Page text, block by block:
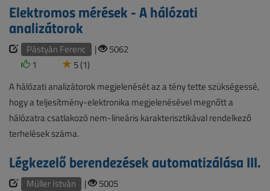
Elektromos mérések - A hálózati
analizátorok
Pástyán Ferenc |
5062
1
5 (1)
A hálózati analizátorok megjelenését az a tény tette szükségessé,
hogy a teljesítmény-elektronika megjelenésével megnőtt a
hálózatra csatlakozó nem-lineáris karakterisztikával rendelkező
terhelések száma.
Légkezelő berendezések automatizálása III.
Müller István |
5005